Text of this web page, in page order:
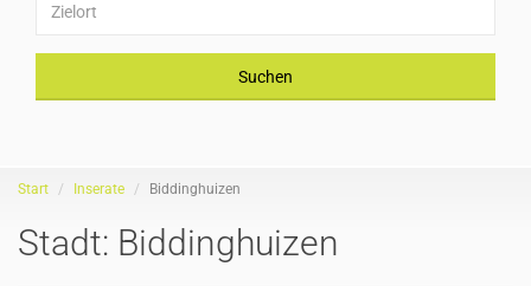
Suchen
Start Inserate Biddinghuizen
Stadt: Biddinghuizen